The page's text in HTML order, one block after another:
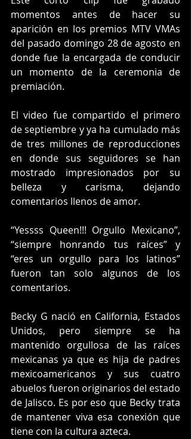
momentos antes de hacer su
aparición en los premios MTV VMAs
del pasado domingo 28 de agosto en
donde fue la encargada de conducir
un momento de la ceremonia de
premiación.
El video fue compartido el primero
de septiembre y ya ha cumulado más
de tres millones de reproducciones
en donde sus seguidores se han
mostrado impresionados por su
belleza y carisma, dejando
comentarios llenos de amor.
“Yessss Queen!!! Orgullo Mexicano”,
“siempre honrando tus raíces” y
“eres un orgullo para los latinos”
fueron tan solo algunos de los
comentarios.
Becky G nació en California, Estados
Unidos, pero siempre se ha
mantenido orgullosa de las raíces
mexicanas ya que es hija de padres
mexicoamericanos y sus cuatro
abuelos fueron originarios del estado
de Jalisco. Es por eso que Becky trata
de mantener viva esa conexión que
tiene con la cultura azteca.